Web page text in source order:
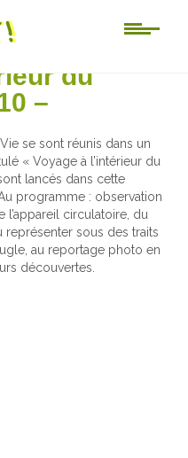
du
–
se sont réunis dans un
« Voyage à l’intérieur du
lancés dans cette
programme : observation
l’appareil circulatoire, du
sous des traits
au reportage photo en
découvertes.